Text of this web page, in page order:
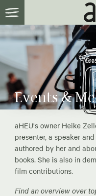
Events &
aHEU's owner Heike
presenter, a speaker
authored by her and
books. She is also in
film contributions.
Find an overview over